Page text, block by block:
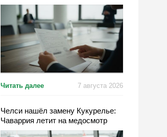
Читать далее 7 августа 2026
Челси нашёл замену Кукурелье:
Чаваррия летит на медосмотр